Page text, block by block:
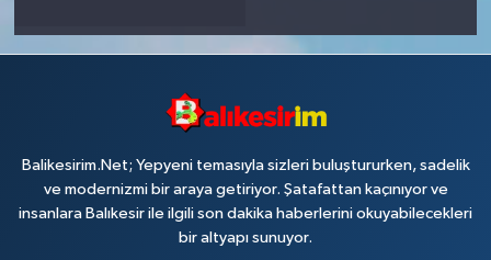
Balikesirim.Net; Yepyeni temasıyla sizleri buluştururken, sadelik
ve modernizmi bir araya getiriyor. Şatafattan kaçınıyor ve
insanlara Balıkesir ile ilgili son dakika haberlerini okuyabilecekleri
bir altyapı sunuyor.